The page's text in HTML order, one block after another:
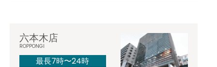
六本木店
ROPPONGI
最長7時〜24時